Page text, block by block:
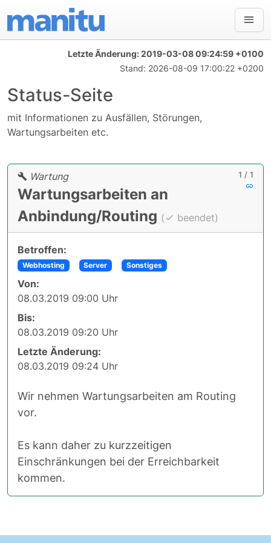
Letzte Änderung:2019-03-08 09:24:59 +0100
Stand: 2026-08-09 17:00:22 +0200
Status-Seite
mit Informationen zu Ausfällen, Störungen,
Wartungsarbeiten etc.
1 / 1
Wartung
Wartungsarbeiten an
Anbindung/Routing ( beendet)
Betroffen:
Webhosting Server Sonstiges
Von:
08.03.2019 09:00 Uhr
Bis:
08.03.2019 09:20 Uhr
Letzte Änderung:
08.03.2019 09:24 Uhr
Wir nehmen Wartungsarbeiten am Routing
vor.
Es kann daher zu kurzzeitigen
Einschränkungen bei der Erreichbarkeit
kommen.